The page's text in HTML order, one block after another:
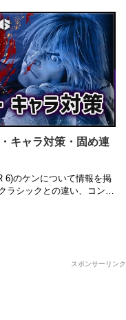
キャラ対策・固め連
6)のケンについて情報を掲
シックとの違い、コンボ
スポンサーリンク